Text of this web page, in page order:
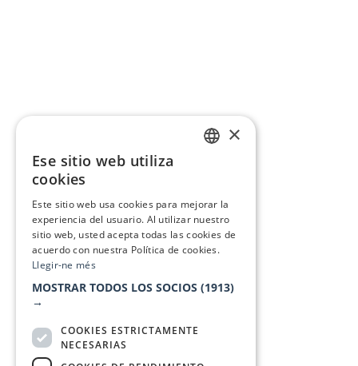
×
Ese sitio web utiliza
cookies
Este sitio web usa cookies para mejorar la
experiencia del usuario. Al utilizar nuestro
sitio web, usted acepta todas las cookies de
acuerdo con nuestra Política de cookies.
Llegir-ne més
MOSTRAR TODOS LOS SOCIOS (1913)
→
COOKIES ESTRICTAMENTE
NECESARIAS